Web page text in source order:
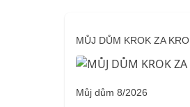
MŮJ DŮM KROK ZA
Můj dům 8/2026